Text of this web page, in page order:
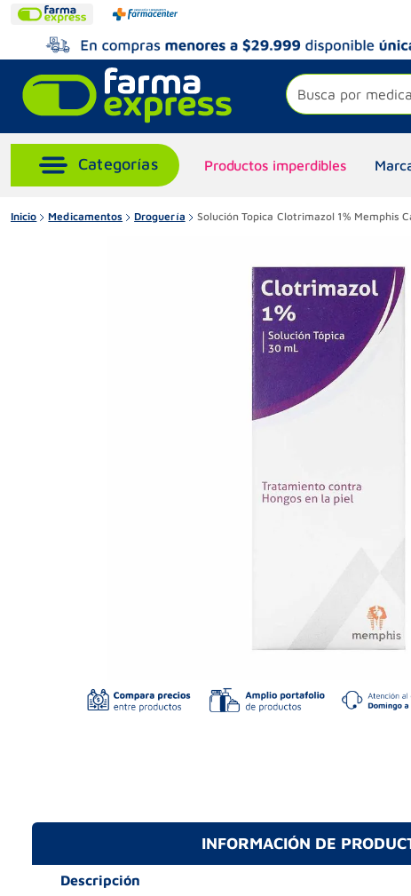
Busca por
Productos imperdibles
Inicio Medicamentos Droguería Solución Topica Clotrimazol 1% Memphis
INFORMACIÓN DE
Descripción